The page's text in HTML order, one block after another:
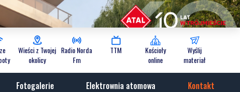
Wieści z Twojej
okolicy
Radio Norda
Fm
TTM
Kościoły
online
Wyślij
materiał
Fotogalerie Elektrownia atomowa Kontakt